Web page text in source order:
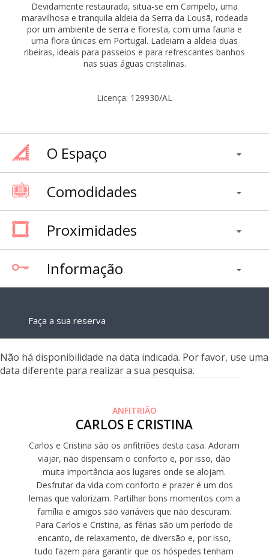
Devidamente restaurada, situa-se em Campelo, uma
maravilhosa e tranquila aldeia da Serra da Lousã, rodeada
por um ambiente de serra e floresta, com uma fauna e
uma flora únicas em Portugal. Ladeiam a aldeia duas
ribeiras, ideais para passeios e para refrescantes banhos
nas suas águas cristalinas.
Licença: 129930/AL
O Espaço
Comodidades
Proximidades
Informação
Faça a sua reserva
Não há disponibilidade na data indicada. Por favor, use uma
data diferente para realizar a sua pesquisa.
ANFITRIÃO
CARLOS E CRISTINA
Carlos e Cristina são os anfitriões desta casa. Adoram
viajar, não dispensam o conforto e, por isso, dão
muita importância aos lugares onde se alojam.
Desfrutar da vida com conforto e prazer é um dos
lemas que valorizam. Partilhar bons momentos com a
família e amigos são variáveis que não descuram.
Para Carlos e Cristina, as férias são um período de
encanto, de relaxamento, de diversão e, por isso,
tudo fazem para garantir que os hóspedes tenham